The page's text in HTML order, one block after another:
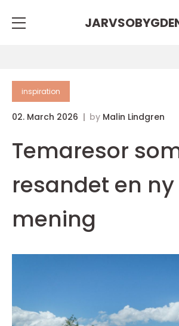
inspiration
02. March 2026 by Malin Lindgren
Temaresor
resandet en ny
mening